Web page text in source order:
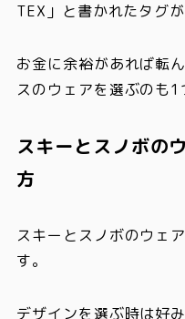
TEX」と書かれたタグ
お金に余裕があれば転
スのウェアを選ぶのも1
スキーとスノボの
方
スキーとスノボのウェ
す。
デザインを選ぶ時は好